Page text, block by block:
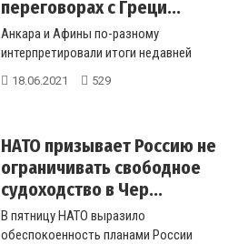
переговорах с Греци...
Анкара и Афины по-разному
интерпретировали итоги недавней
встречи на полях саммита НАТО между
18.06.2021 529
НАТО призывает Россию не
ограничивать свободное
судоходство в Чер...
В пятницу НАТО выразило
обеспокоенность планами России